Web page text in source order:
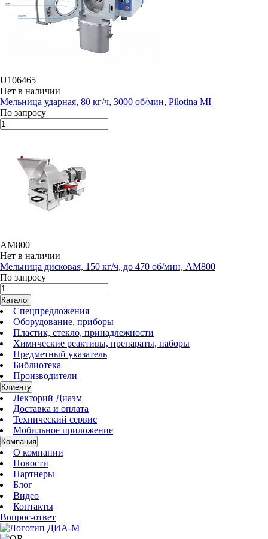
U106465
Нет в наличии
Мельница ударная, 80 кг/ч, 3000 об/мин, Pilotina MI
По запросу
AM800
Нет в наличии
Мельница дисковая, 150 кг/ч, до 470 об/мин, AM800
По запросу
Каталог
Спецпредложения
Оборудование, приборы
Пластик, стекло, принадлежности
Химические реактивы, препараты, наборы
Предметный указатель
Библиотека
Производители
Клиенту
Лекторий Диаэм
Доставка и оплата
Технический сервис
Мобильное приложение
Компания
О компании
Новости
Партнеры
Блог
Видео
Контакты
Вопрос-ответ